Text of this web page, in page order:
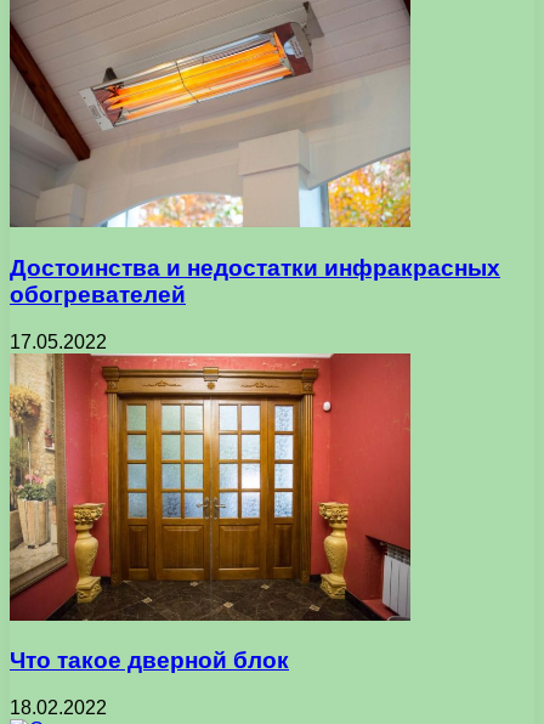
Достоинства и недостатки инфракрасных
обогревателей
17.05.2022
Что такое дверной блок
18.02.2022